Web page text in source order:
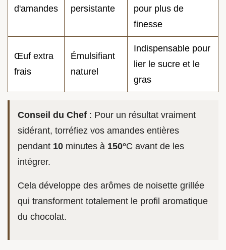
d'amandes
persistante
pour plus de
finesse
Œuf extra
frais
Émulsifiant
naturel
Indispensable pour
lier le sucre et le
gras
Conseil du Chef : Pour un résultat vraiment
sidérant, torréfiez vos amandes entières
pendant 10 minutes à 150°C avant de les
intégrer.
Cela développe des arômes de noisette grillée
qui transforment totalement le profil aromatique
du chocolat.